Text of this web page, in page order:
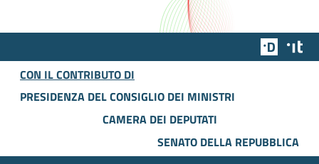
Team
CON IL CONTRIBUTO DI
PRESIDENZA DEL CONSIGLIO DEI MINISTRI
CAMERA DEI DEPUTATI
SENATO DELLA REPUBBLICA